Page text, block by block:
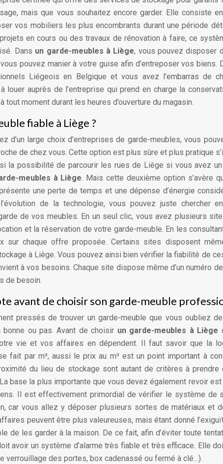
mais que vous souhaitez encore garder. Elle consiste
vos mobiliers les plus encombrants durant une période
en cours ou des travaux de rénovation à faire, ce
Dans un garde-meubles à Liège, vous pouvez disposer
pouvez manier à votre guise afin d’entreposer vos biens.
Liégeois en Belgique et vous avez l’embarras de
louer auprès de l’entreprise qui prend en charge la
moment durant les heures d’ouverture du magasin.
fiable à Liège ?
d’un large choix d’entreprises de garde-meubles, vous
de chez vous. Cette option est plus sûre et plus pratique
la possibilité de parcourir les rues de Liège si vous avez
meubles à Liège. Mais cette deuxième option s’avère
une perte de temps et une dépense d’énergie
de la technologie, vous pouvez juste chercher
de vos meubles. En un seul clic, vous avez plusieurs
et la réservation de votre garde-meuble. En les
sur chaque offre proposée. Certains sites disposent
à Liège. Vous pouvez ainsi bien vérifier la fiabilité de
à vos besoins. Chaque site dispose même d’un numéro
de besoin.
avant de choisir son garde-meuble
pressés de trouver un garde-meuble que vous oubliez
ou pas. Avant de choisir un garde-meubles à Liège
vie et vos affaires en dépendent. Il faut savoir que la
fait par m³, aussi le prix au m³ est un point important à
du lieu de stockage sont autant de critères à prendre
base la plus importante que vous devez également revoir
Il est effectivement primordial de vérifier le système de
car vous allez y déposer plusieurs sortes de matériaux et
peuvent être plus valeureuses, mais étant donné
de les garder à la maison. De ce fait, afin d’éviter toute
avoir un système d’alarme très fiable et très efficace. Elle
verrouillage des portes, box cadenassé ou fermé à clé…).